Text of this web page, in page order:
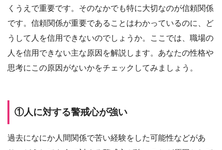
くうえで重要です。そのなかでも特に大切なのが信頼関係
です。信頼関係が重要であることはわかっているのに、ど
うして人を信用できないのでしょうか。ここでは、職場の
人を信用できない主な原因を解説します。あなたの性格や
思考にこの原因がないかをチェックしてみましょう。
①人に対する警戒心が強い
過去になにか人間関係で苦い経験をした可能性などがあ